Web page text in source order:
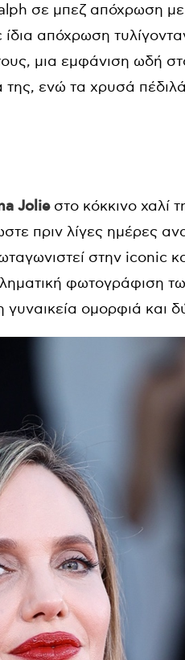
σε μπεζ απόχρωση
απόχρωση
μια εμφάνιση ωδή
ενώ τα χρυσά
Jolieστο κόκκινο χαλί
πριν λίγες ημέρες
στην iconic
φωτογράφιση
γυναικεία ομορφιά και